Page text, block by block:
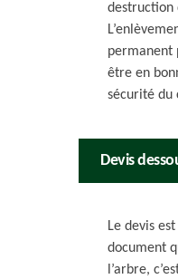
destruction
permanent
être en
sécurité du
Devis
Le devis
document
l’arbre,